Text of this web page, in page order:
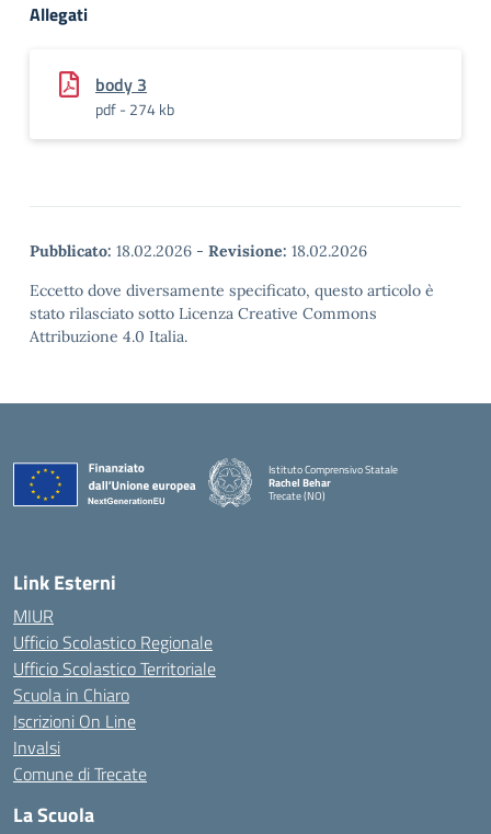
Allegati
body 3
pdf - 274 kb
Pubblicato: 18.02.2026 - Revisione: 18.02.2026
Eccetto dove diversamente specificato, questo articolo è
stato rilasciato sotto Licenza Creative Commons
Attribuzione 4.0 Italia.
Istituto Comprensivo Statale
Rachel Behar
Trecate (NO)
Link Esterni
MIUR
Ufficio Scolastico Regionale
Ufficio Scolastico Territoriale
Scuola in Chiaro
Iscrizioni On Line
Invalsi
Comune di Trecate
La Scuola